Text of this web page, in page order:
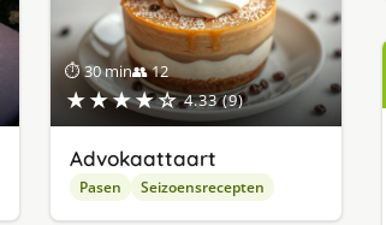
⏱ 30 min👥 12
★★★★☆ 4.33 (9)
Advokaattaart
Pasen Seizoensrecepten